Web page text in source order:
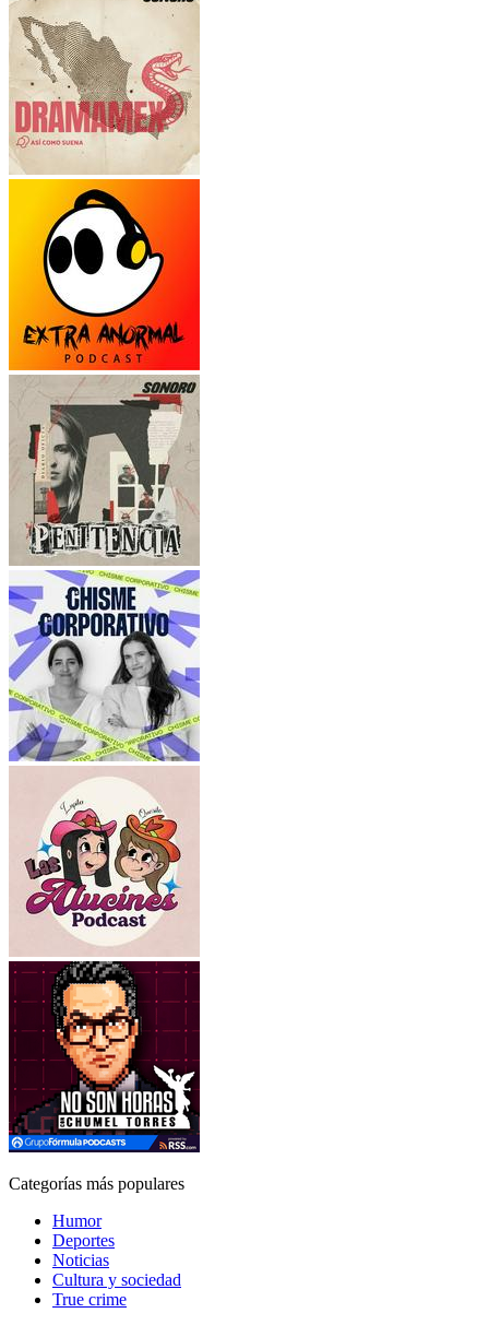
Categorías más populares
Humor
Deportes
Noticias
Cultura y sociedad
True crime